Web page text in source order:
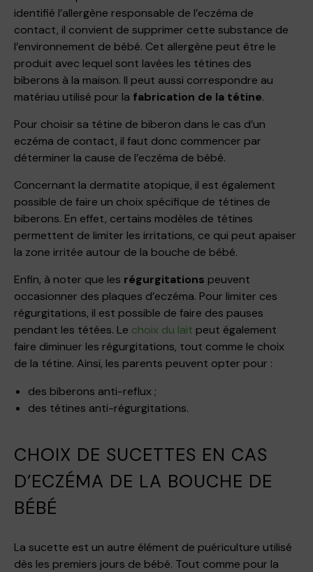
identifié l’allergène responsable de l’eczéma de
contact, il convient de supprimer cette substance de
l’environnement de bébé. Cet allergène peut être le
produit avec lequel sont lavées les tétines des
biberons à la maison. Il peut aussi correspondre au
matériau utilisé pour la fabrication de la tétine.
Pour choisir sa tétine de biberon dans le cas d’un
eczéma de contact, il faut donc commencer par
déterminer la cause de l’eczéma de bébé.
Concernant la dermatite atopique, il est également
possible de faire un choix spécifique de tétines de
biberons. En effet, certains modèles de tétines
permettent de limiter les irritations, ce qui peut apaiser
la zone irritée autour de la bouche de bébé.
Enfin, à noter que les régurgitations peuvent
occasionner des plaques d’eczéma. Pour limiter ces
régurgitations, il est possible de faire des pauses
pendant les tétées. Le choix du lait peut également
faire diminuer les régurgitations, tout comme le choix
de la tétine. Ainsi, les parents peuvent opter pour :
des biberons anti-reflux ;
des tétines anti-régurgitations.
CHOIX DE SUCETTES EN CAS
D’ECZÉMA DE LA BOUCHE DE
BÉBÉ
La sucette est un autre élément de puériculture utilisé
dès les premiers jours de bébé. Tout comme pour la